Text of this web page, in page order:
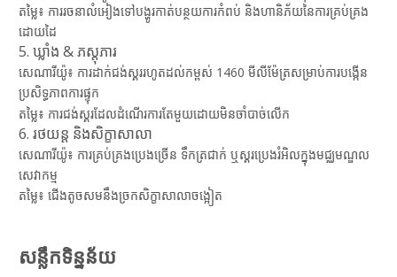
តម្លៃ៖ ការរចនាលំអៀងទៅបង្ហូរកាត់បន្ថយការកំពប់ និងហានិភ័យនៃការគ្រប់គ្រង
ដោយដៃ
5. ឃ្លាំង & ភស្តុភារ
សេណារីយ៉ូ៖ ការដាក់ជង់ស្គររហូតដល់កម្ពស់ 1460 មីលីម៉ែត្រសម្រាប់ការបង្កើន
ប្រសិទ្ធភាពការផ្ទុក
តម្លៃ៖ ការជង់ស្គរដែលដំណើរការតែមួយដោយមិនចាំបាច់លើក
6. រថយន្ត និងសិក្ខាសាលា
សេណារីយ៉ូ៖ ការ​គ្រប់គ្រង​ប្រេង​ច្រើន ទឹក​ត្រជាក់ ឬ​ស្គរ​ប្រេងរំអិល​ក្នុង​មជ្ឈមណ្ឌល​
សេវាកម្ម
តម្លៃ៖ ជើង​តូច​សម​នឹង​ច្រក​សិក្ខាសាលា​ចង្អៀត
សន្លឹកទិន្នន័យ